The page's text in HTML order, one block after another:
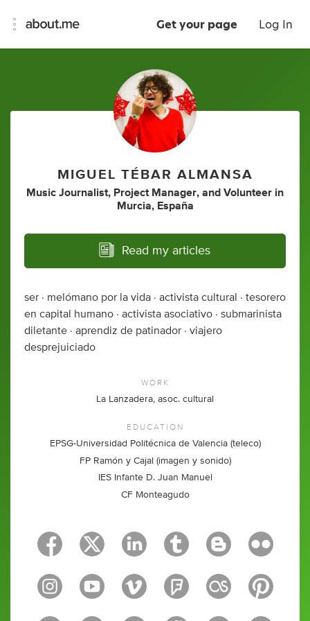
Get your page Log In
MIGUEL TÉBAR ALMANSA
Music Journalist, Project Manager, and Volunteer in
Murcia, España
Read my articles
ser · melómano por la vida · activista cultural · tesorero
en capital humano · activista asociativo · submarinista
diletante · aprendiz de patinador · viajero
desprejuiciado
WORK
La Lanzadera, asoc. cultural
EDUCATION
EPSG-Universidad Politécnica de Valencia (teleco)
FP Ramón y Cajal (imagen y sonido)
IES Infante D. Juan Manuel
CF Monteagudo